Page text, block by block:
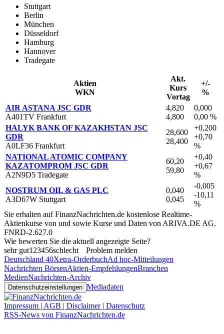
Stuttgart
Berlin
München
Düsseldorf
Hamburg
Hannover
Tradegate
Aktien
WKN
Akt.
Kurs
Vortag
+/-
%
AIR ASTANA JSC GDR
A401TV Frankfurt
4,820
4,800
0,000
0,00 %
HALYK BANK OF KAZAKHSTAN JSC
GDR
A0LF36 Frankfurt
28,600
28,400
+0,200
+0,70
%
NATIONAL ATOMIC COMPANY
KAZATOMPROM JSC GDR
A2N9D5 Tradegate
60,20
59,80
+0,40
+0,67
%
NOSTRUM OIL & GAS PLC
A3D67W Stuttgart
0,040
0,045
-0,005
-10,11
%
Sie erhalten auf FinanzNachrichten.de kostenlose Realtime-
Aktienkurse von und sowie Kurse und Daten von ARIVA.DE AG.
FNRD-2.627.0
Wie bewerten Sie die aktuell angezeigte Seite?
sehr gut1 23456schlecht
Problem melden
Deutschland 40Xetra-OrderbuchAd hoc-Mitteilungen
Nachrichten BörsenAktien-EmpfehlungenBranchen
MedienNachrichten-Archiv
Datenschutzeinstellungen Mediadaten
Impressum | AGB | Disclaimer | Datenschutz
RSS-News von FinanzNachrichten.de